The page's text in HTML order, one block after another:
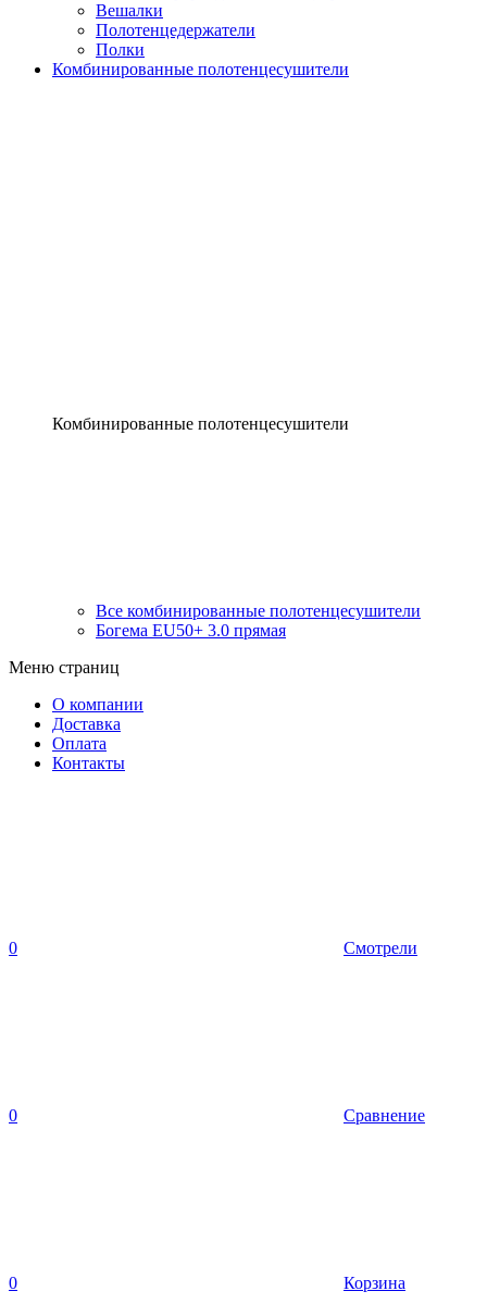
Вешалки
Полотенцедержатели
Полки
Комбинированные полотенцесушители
Комбинированные полотенцесушители
Все комбинированные полотенцесушители
Богема EU50+ 3.0 прямая
Меню страниц
О компании
Доставка
Оплата
Контакты
0 Смотрели
0 Сравнение
0 Корзина